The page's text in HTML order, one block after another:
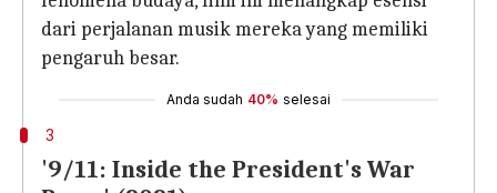
dari perjalanan musik mereka yang memiliki
pengaruh besar.
Anda sudah 40% selesai
3
'9/11: Inside the President's War